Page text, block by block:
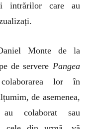
intrărilor care au
Monte de la
de servere Pangea
lor în
de asemenea,
au colaborat sau